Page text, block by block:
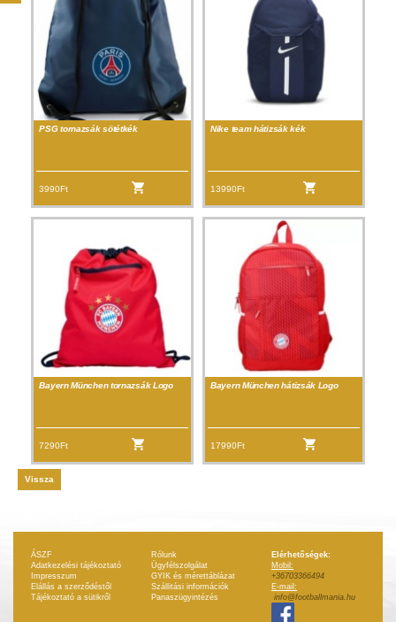
PSG tornazsák sötétkék
3990Ft
Nike team hátizsák kék
13990Ft
Bayern München tornazsák Logo
7290Ft
Bayern München hátizsák Logo
17990Ft
Vissza
ÁSZF
Adatkezelési tájékoztató
Impresszum
Elállás a szerződéstől
Tájékoztató a sütikről
Rólunk
Ügyfélszolgálat
GYIK és mérettáblázat
Szállitási információk
Panaszügyintézés
Elérhetőségek:
Mobil:
+36703366494
E-mail:
info@footballmania.hu